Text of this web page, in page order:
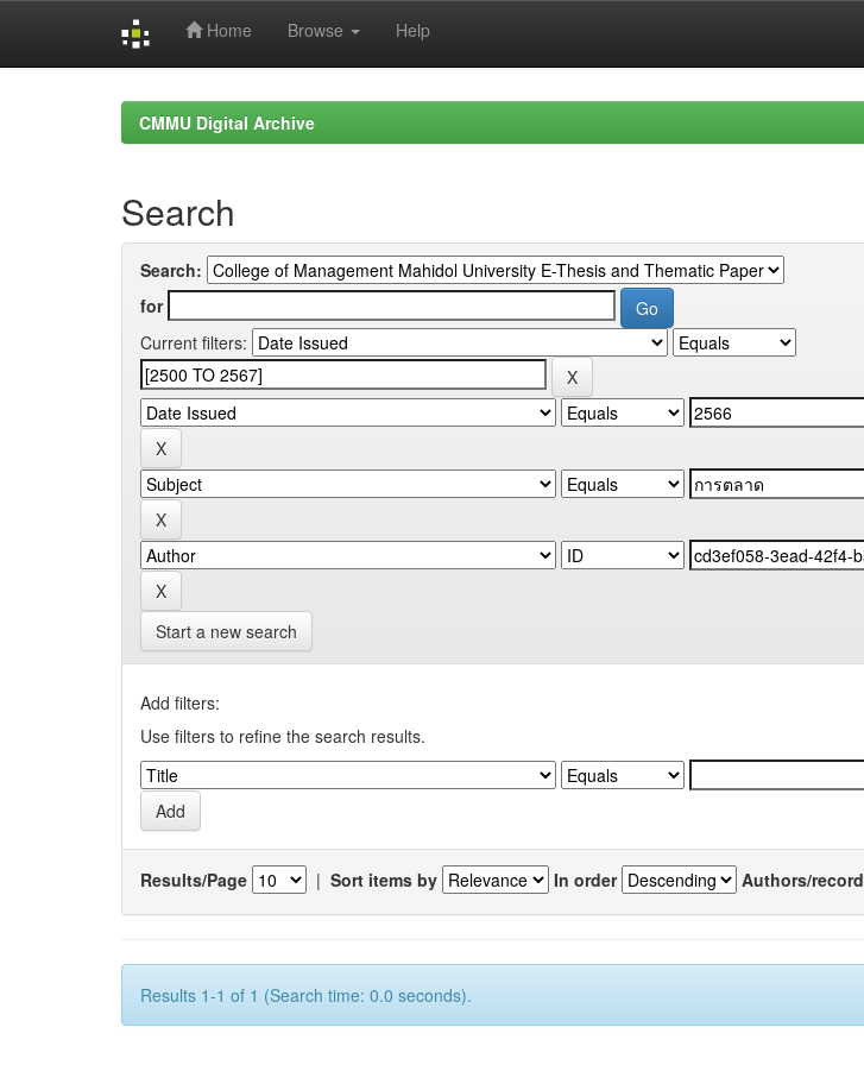
Home Browse Help
CMMU Digital Archive
Search
Search:
for
Current filters:
Start a new search
Add filters:
Use filters to refine the search results.
Results/Page | Sort items by In order Authors/record
Results 1-1 of 1 (Search time: 0.0 seconds).